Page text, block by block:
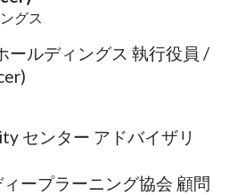
グス
ールディングス 執行役員 /
センター アドバイザリ
ープラーニング協会 顧問